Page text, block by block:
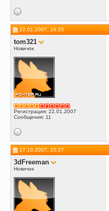
22.01.2007, 19:35
tom321
Новичок
Регистрация: 22.01.2007
Сообщения: 11
17.10.2007, 10:27
3dFreeman
Новичок